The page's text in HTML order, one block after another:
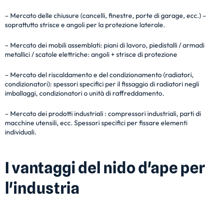
– Mercato delle chiusure (cancelli, finestre, porte di garage, ecc.) –
soprattutto strisce e angoli per la protezione laterale.
– Mercato dei mobili assemblati: piani di lavoro, piedistalli / armadi
metallici / scatole elettriche: angoli + strisce di protezione
– Mercato del riscaldamento e del condizionamento (radiatori,
condizionatori): spessori specifici per il fissaggio di radiatori negli
imballaggi, condizionatori o unità di raffreddamento.
– Mercato dei prodotti industriali : compressori industriali, parti di
macchine utensili, ecc. Spessori specifici per fissare elementi
individuali.
I vantaggi del nido d'ape per
l'industria